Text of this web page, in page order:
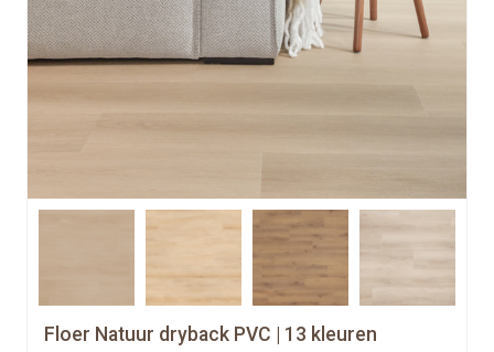
Floer Natuur dryback PVC | 13 kleuren